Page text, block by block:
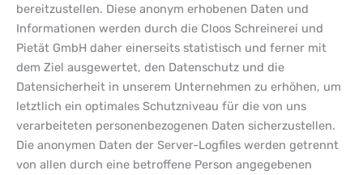
bereitzustellen. Diese anonym erhobenen Daten und
Informationen werden durch die Cloos Schreinerei und
Pietät GmbH daher einerseits statistisch und ferner mit
dem Ziel ausgewertet, den Datenschutz und die
Datensicherheit in unserem Unternehmen zu erhöhen, um
letztlich ein optimales Schutzniveau für die von uns
verarbeiteten personenbezogenen Daten sicherzustellen.
Die anonymen Daten der Server-Logfiles werden getrennt
von allen durch eine betroffene Person angegebenen